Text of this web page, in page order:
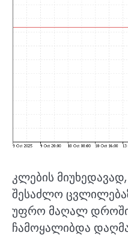
კლების
შესაძლო
უფრო მაღალ დროში,
ჩამოყალიბდა